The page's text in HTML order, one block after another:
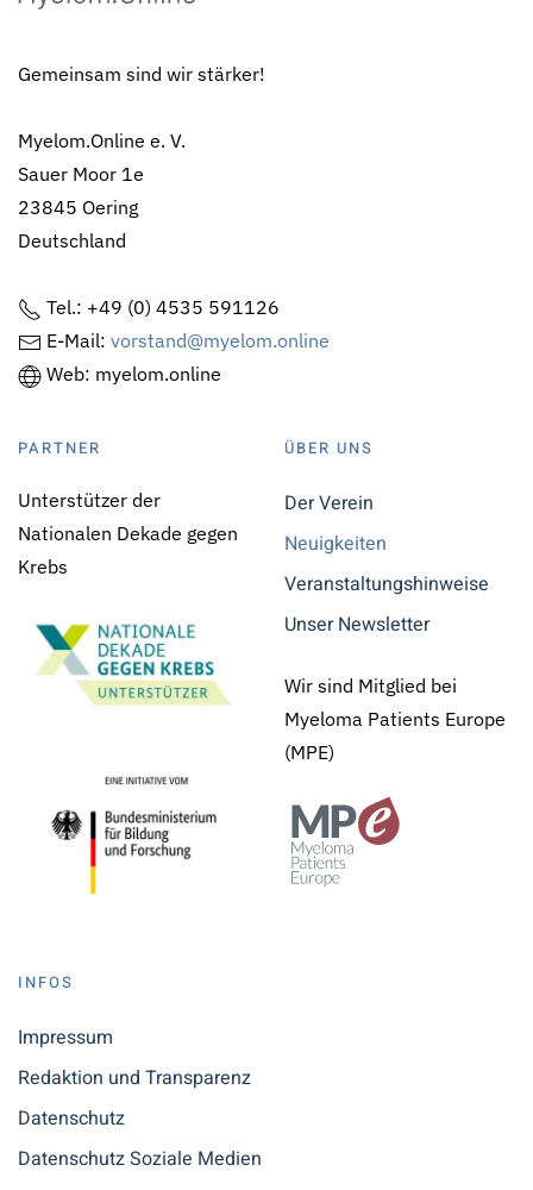
Gemeinsam sind wir stärker!
Myelom.Online e. V.
Sauer Moor 1e
23845 Oering
Deutschland
Tel.: +49 (0) 4535 591126
E-Mail: vorstand@myelom.online
Web: myelom.online
PARTNER
Unterstützer der
Nationalen Dekade gegen
Krebs
ÜBER UNS
Der Verein
Neuigkeiten
Veranstaltungshinweise
Unser Newsletter
Wir sind Mitglied bei
Myeloma Patients Europe
(MPE)
INFOS
Impressum
Redaktion und Transparenz
Datenschutz
Datenschutz Soziale Medien